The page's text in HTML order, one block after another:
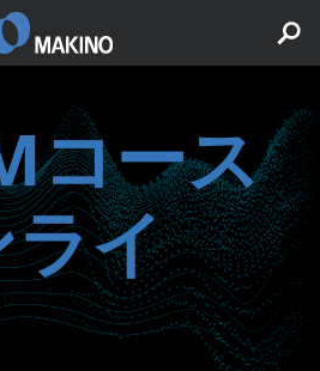
コース
ライ